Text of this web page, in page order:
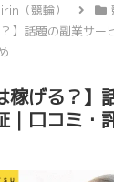
（競輪）
】話題の副業サー
稼げる？】
｜口コミ・